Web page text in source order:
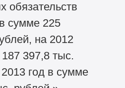
обязательств
сумме 225
на 2012
397,8 тыс.
год в сумме